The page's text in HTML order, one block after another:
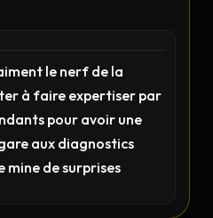
le nerf de la
à faire expertiser par
pour avoir une
aux diagnostics
mine de surprises